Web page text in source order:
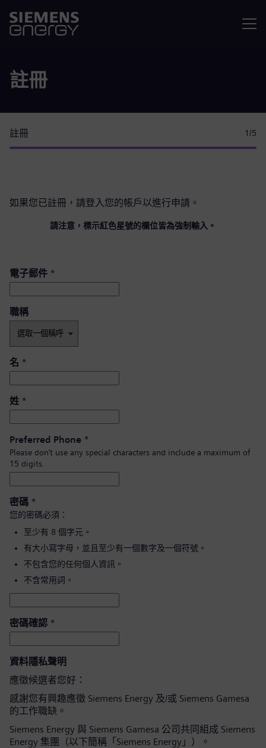
註冊
註冊 1 /5
如果您已註冊，請登入您的帳戶以進行申請。
請注意，標示紅色星號的欄位皆為強制輸入。
電子郵件 *
職稱
名 *
姓 *
Preferred Phone *
Please don’t use any special characters and include a maximum of
15 digits.
密碼 *
您的密碼必須：
至少有 8 個字元。
有大小寫字母，並且至少有一個數字及一個符號。
不包含您的任何個人資訊。
不含常用詞。
密碼確認 *
資料隱私聲明
應徵候選者您好：
感謝您有興趣應徵 Siemens Energy 及/或 Siemens Gamesa
的工作職缺。
Siemens Energy 與 Siemens Gamesa 公司共同組成 Siemens
Energy 集團（以下簡稱「Siemens Energy」）。